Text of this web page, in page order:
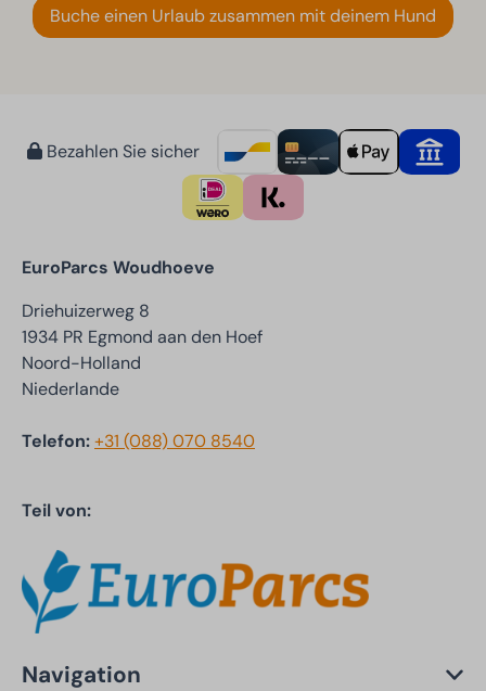
Buche einen Urlaub zusammen mit deinem Hund
Bezahlen Sie sicher
EuroParcs Woudhoeve
Driehuizerweg 8
1934 PR Egmond aan den Hoef
Noord-Holland
Niederlande
Telefon:+31 (088) 070 8540
Teil von:
Navigation